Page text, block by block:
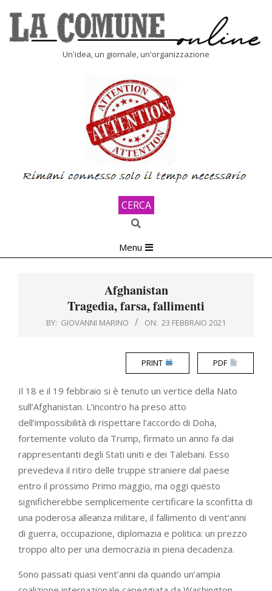
content
Un'idea, un giornale, un'organizzazione
CERCA
Search
Navigation
Menu
Afghanistan
Tragedia, farsa, fallimenti
BY: GIOVANNI MARINO ON: 23 FEBBRAIO 2021
PRINT PDF
Il 18 e il 19 febbraio si è tenuto un vertice della Nato
sull’Afghanistan. L’incontro ha preso atto
dell’impossibilità di rispettare l’accordo di Doha,
fortemente voluto da Trump, firmato un anno fa dai
rappresentanti degli Stati uniti e dei Talebani. Esso
prevedeva il ritiro delle truppe straniere dal paese
entro il prossimo Primo maggio, ma oggi questo
significherebbe semplicemente certificare la sconfitta di
una poderosa alleanza militare, il fallimento di vent’anni
di guerra, occupazione, diplomazia e politica: un prezzo
troppo alto per una democrazia in piena decadenza.
Sono passati quasi vent’anni da quando un’ampia